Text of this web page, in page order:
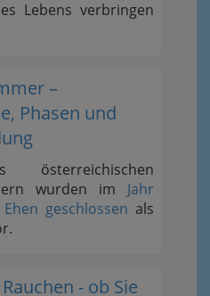
Lebens verbringen
–
Phasen und
wurden im Jahr
geschlossen als
- ob Sie